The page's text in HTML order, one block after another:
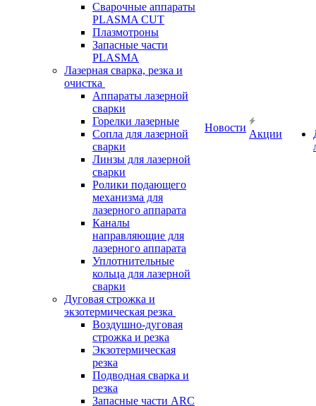
Сварочные аппараты
PLASMA CUT
Плазмотроны
Запасные части
PLASMA
Лазерная сварка, резка и
очистка
Аппараты лазерной
сварки
Горелки лазерные
Сопла для лазерной
сварки
Линзы для лазерной
сварки
Ролики подающего
механизма для
лазерного аппарата
Каналы
направляющие для
лазерного аппарата
Уплотнительные
кольца для лазерной
сварки
Дуговая строжка и
экзотермическая резка
Воздушно-дуговая
строжка и резка
Экзотермическая
резка
Подводная сварка и
резка
Запасные части ARC
Новости
Акции